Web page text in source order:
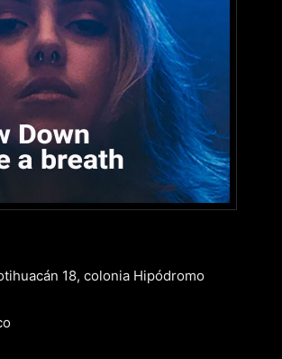
18, colonia Hipódromo